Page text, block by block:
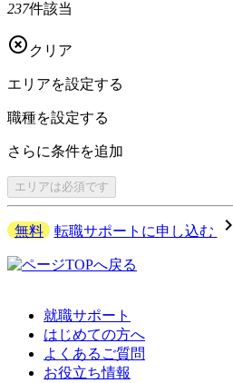
237件該当
 クリア
エリアを設定する
職種を設定する
さらに条件を追加
エリアは必須です
無料 転職サポートに申し込む navigate_next
就職サポート
はじめての方へ
よくあるご質問
お役立ち情報